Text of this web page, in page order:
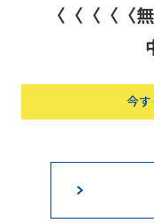
〈〈〈〈〈
今す